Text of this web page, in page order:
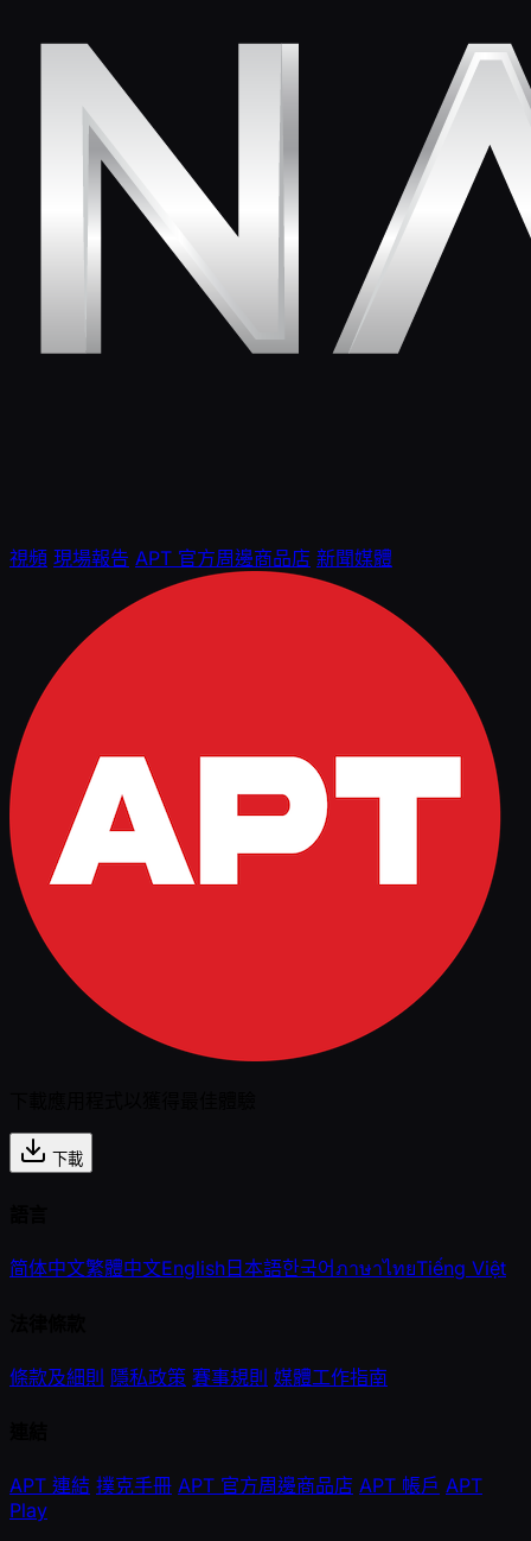
視頻 現場報告 APT 官方周邊商品店 新聞媒體
下載
简体中文繁體中文English日本語한국어ภาษาไทยTiếng Việt
條款及細則 隱私政策 賽事規則 媒體工作指南
APT 連結 撲克手冊 APT 官方周邊商品店 APT 帳戶 APT
Play